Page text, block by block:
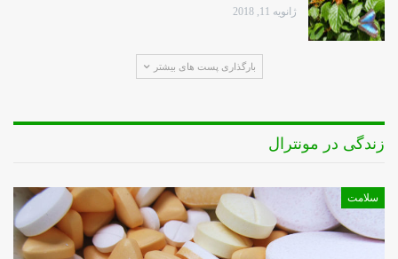
ژانویه 11, 2018
بارگذاری پست های بیشتر
زندگی در مونترال
سلامت